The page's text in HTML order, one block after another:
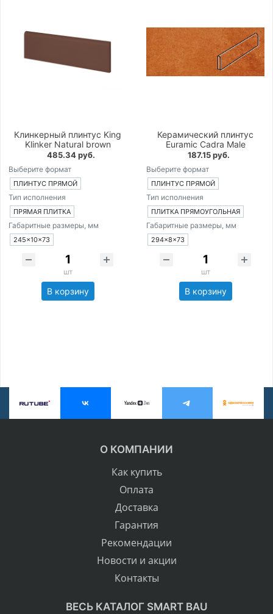
Клинкерный плинтус King
Klinker Natural brown
485.34 руб.
Выберите формат
ПЛИНТУС ПРЯМОЙ
Тип исполнения
ПРЯМАЯ ПЛИТКА
Габаритные размеры, мм
245×10×73
шт
В корзину
Керамический плинтус
Euramic Cadra Male
187.15 руб.
Выберите формат
ПЛИНТУС ПРЯМОЙ
Тип исполнения
ПЛИТКА ПРЯМОУГОЛЬНАЯ
Габаритные размеры, мм
294×8×73
шт
В корзину
О КОМПАНИИ
Как купить
Оплата
Доставка
Гарантия
Рекомендации
Новости и акции
Контакты
ВЕСЬ КАТАЛОГ SMART BAU